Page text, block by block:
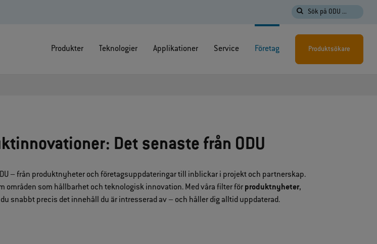
Sök på ODU ...
Produkter Teknologier Applikationer Service Företag Produktsökare
Det senaste från ODU
– från produktnyheter och företagsuppdateringar till inblickar i projekt och partnerskap.
områden som hållbarhet och teknologisk innovation. Med våra filter för produktnyheter,
snabbt precis det innehåll du är intresserad av – och håller dig alltid uppdaterad.